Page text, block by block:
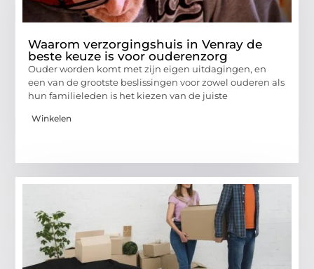
Waarom verzorgingshuis in Venray de
beste keuze is voor ouderenzorg
Ouder worden komt met zijn eigen uitdagingen, en
een van de grootste beslissingen voor zowel ouderen als
hun familieleden is het kiezen van de juiste
Winkelen